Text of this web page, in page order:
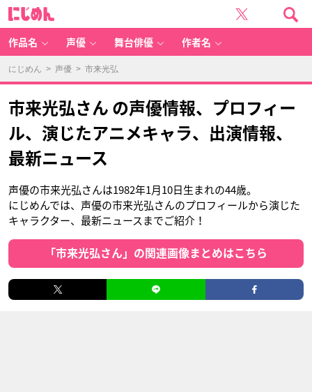
作品名 声優 舞台俳優 作者名
にじめん > 声優 > 市来光弘
市来光弘さん の声優情報、プロフィー
ル、演じたアニメキャラ、出演情報、
最新ニュース
声優の市来光弘さんは1982年1月10日生まれの44歳。
にじめんでは、声優の市来光弘さんのプロフィールから演じた
キャラクター、最新ニュースまでご紹介！
「市来光弘さん」の関連画像まとめはこちら